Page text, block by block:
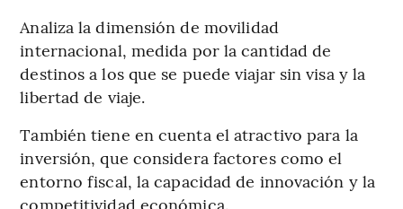
Analiza la dimensión de movilidad
internacional, medida por la cantidad de
destinos a los que se puede viajar sin visa y la
libertad de viaje.
También tiene en cuenta el atractivo para la
inversión, que considera factores como el
entorno fiscal, la capacidad de innovación y la
competitividad económica.